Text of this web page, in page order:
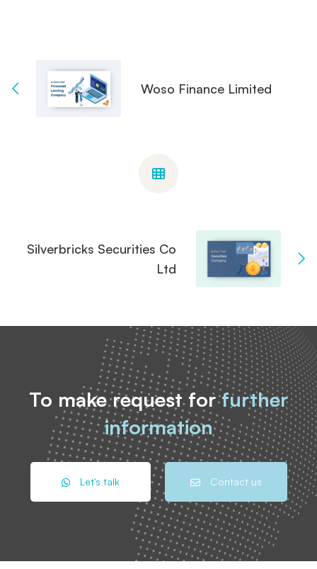
Woso Finance Limited
Silverbricks Securities Co
Ltd
To make request forfurther
information
Let's talk Contact us